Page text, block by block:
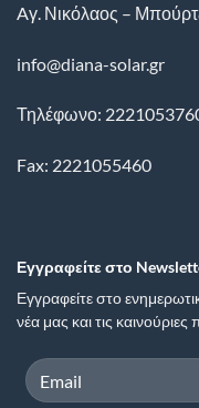
Aγ. Νικόλαος –
info@diana-solar.gr
Τηλέφωνο:
Fax: 2221055460
Εγγραφείτε στο
Εγγραφείτε στο
νέα μας και τις